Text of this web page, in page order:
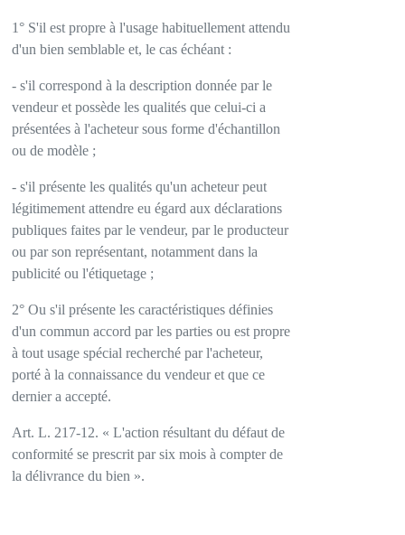
1° S'il est propre à l'usage habituellement attendu
d'un bien semblable et, le cas échéant :
- s'il correspond à la description donnée par le
vendeur et possède les qualités que celui-ci a
présentées à l'acheteur sous forme d'échantillon
ou de modèle ;
- s'il présente les qualités qu'un acheteur peut
légitimement attendre eu égard aux déclarations
publiques faites par le vendeur, par le producteur
ou par son représentant, notamment dans la
publicité ou l'étiquetage ;
2° Ou s'il présente les caractéristiques définies
d'un commun accord par les parties ou est propre
à tout usage spécial recherché par l'acheteur,
porté à la connaissance du vendeur et que ce
dernier a accepté.
Art. L. 217-12. « L'action résultant du défaut de
conformité se prescrit par six mois à compter de
la délivrance du bien ».